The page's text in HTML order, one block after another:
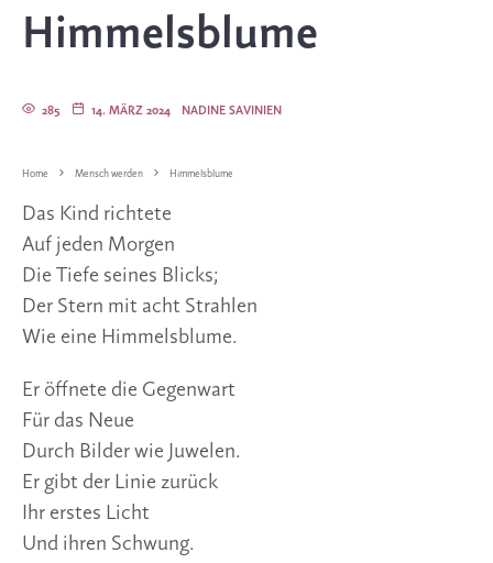
Himmelsblume
NADINE SAVINIEN
14. MÄRZ 2024
285
Home Mensch werden Himmelsblume
Das Kind richtete
Auf jeden Morgen
Die Tiefe seines Blicks;
Der Stern mit acht Strahlen
Wie eine Himmelsblume.
Er öffnete die Gegenwart
Für das Neue
Durch Bilder wie Juwelen.
Er gibt der Linie zurück
Ihr erstes Licht
Und ihren Schwung.